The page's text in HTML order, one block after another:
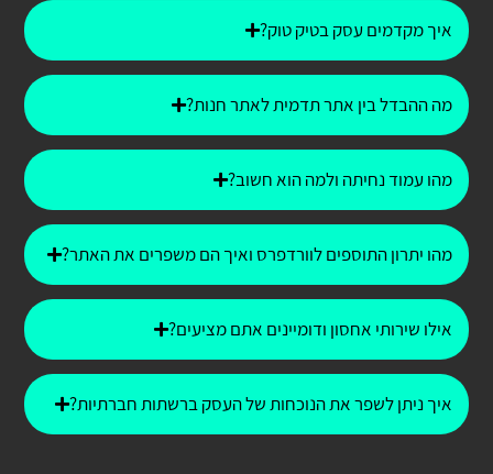
איך מקדמים עסק בטיק טוק?
מה ההבדל בין אתר תדמית לאתר חנות?
מהו עמוד נחיתה ולמה הוא חשוב?
מהו יתרון התוספים לוורדפרס ואיך הם משפרים את האתר?
אילו שירותי אחסון ודומיינים אתם מציעים?
איך ניתן לשפר את הנוכחות של העסק ברשתות חברתיות?